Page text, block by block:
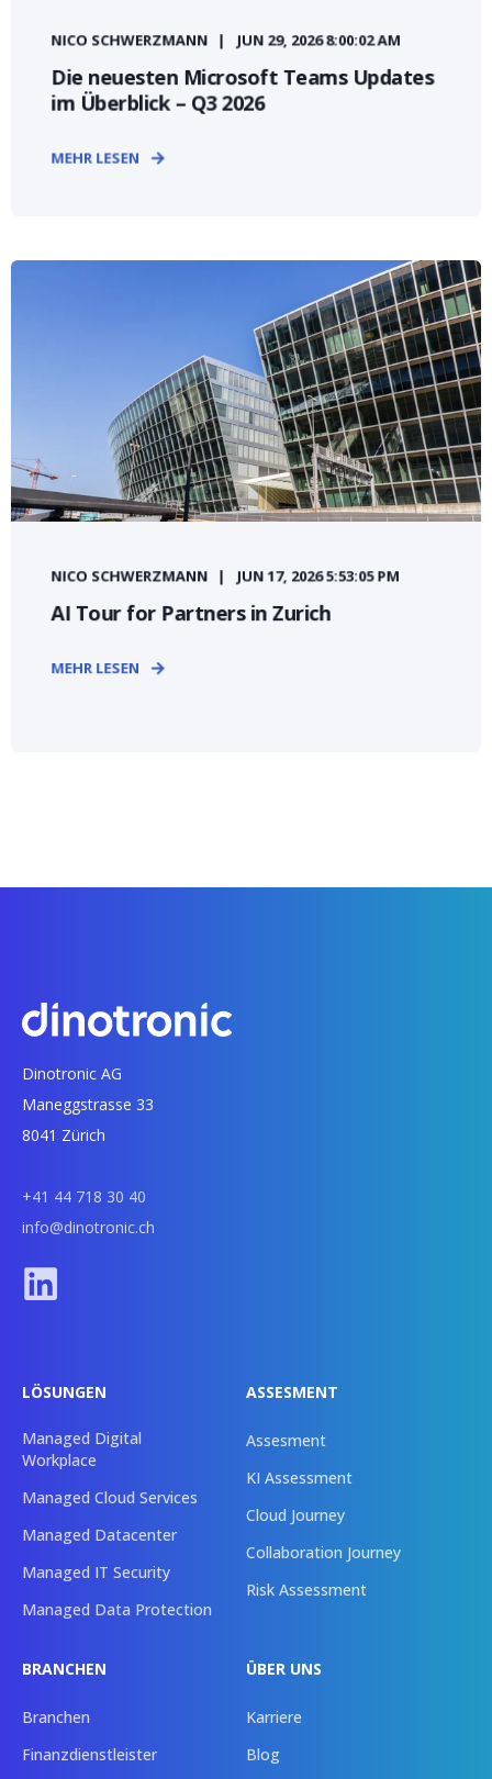
NICO SCHWERZMANN JUN 29, 2026 8:00:02 AM
Die neuesten Microsoft Teams Updates
im Überblick – Q3 2026
MEHR LESEN
NICO SCHWERZMANN JUN 17, 2026 5:53:05 PM
AI Tour for Partners in Zurich
MEHR LESEN
Dinotronic AG
Maneggstrasse 33
8041 Zürich
+41 44 718 30 40
info@dinotronic.ch
LÖSUNGEN
Managed Digital
Workplace
Managed Cloud Services
Managed Datacenter
Managed IT Security
Managed Data Protection
ASSESMENT
Assesment
KI Assessment
Cloud Journey
Collaboration Journey
Risk Assessment
BRANCHEN
Branchen
Finanzdienstleister
ÜBER UNS
Karriere
Blog